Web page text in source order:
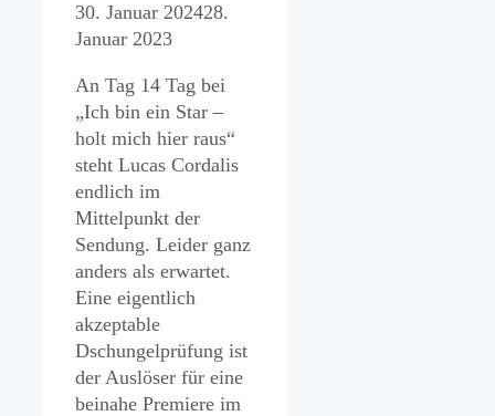
30. Januar 202428.
Januar 2023
An Tag 14 Tag bei
„Ich bin ein Star –
holt mich hier raus“
steht Lucas Cordalis
endlich im
Mittelpunkt der
Sendung. Leider ganz
anders als erwartet.
Eine eigentlich
akzeptable
Dschungelprüfung ist
der Auslöser für eine
beinahe Premiere im